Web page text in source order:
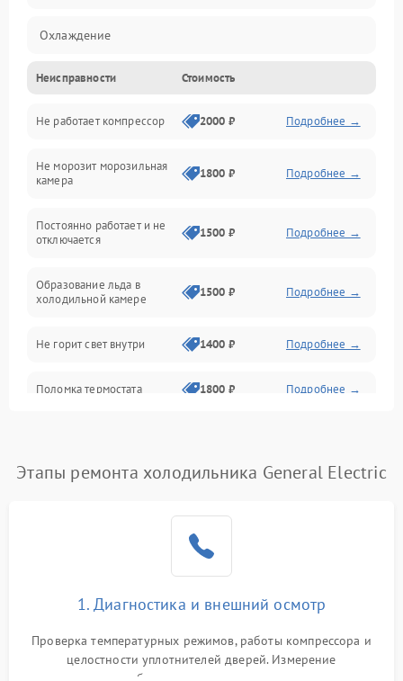
Охлаждение
Механика
Электропитание
Дренаж
Неисправности Стоимость
Не работает компрессор 2000 ₽ Подробнее →
Не морозит морозильная
камера
1800 ₽ Подробнее →
Постоянно работает и не
отключается
1500 ₽ Подробнее →
Образование льда в
холодильной камере
1500 ₽ Подробнее →
Не горит свет внутри 1400 ₽ Подробнее →
Поломка термостата 1800 ₽ Подробнее →
Поломка системы No Frost 2600 ₽ Подробнее →
работе
2000 ₽ Подробнее →
Этапы ремонта холодильника General Electric
1. Диагностика и внешний осмотр
Проверка температурных режимов, работы компрессора и
целостности уплотнителей дверей. Измерение